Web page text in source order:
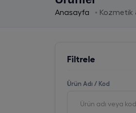
Anasayfa Kozmetik
Filtrele
Ürün Adı / Kod